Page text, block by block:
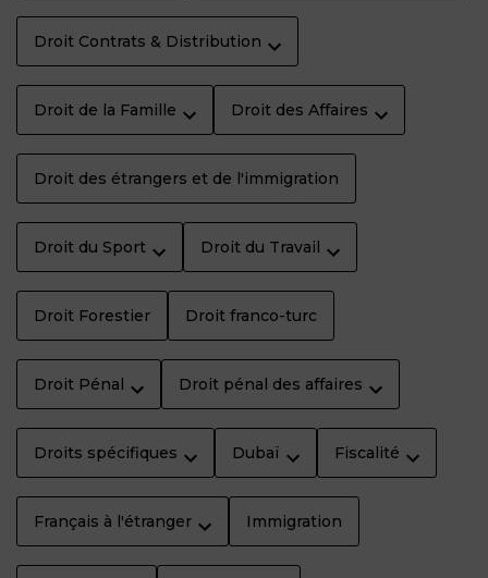
Droit Contrats & Distribution
Droit de la Famille Droit des Affaires
Droit des étrangers et de l'immigration
Droit du Sport Droit du Travail
Droit Forestier Droit franco-turc
Droit Pénal Droit pénal des affaires
Droits spécifiques Dubaï Fiscalité
Français à l'étranger Immigration